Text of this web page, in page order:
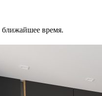
время.